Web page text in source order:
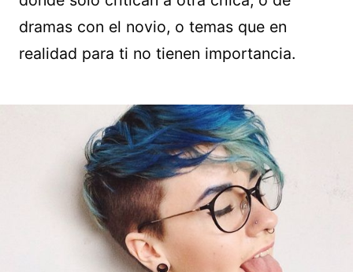
dramas con el novio, o temas que en
realidad para ti no tienen importancia.